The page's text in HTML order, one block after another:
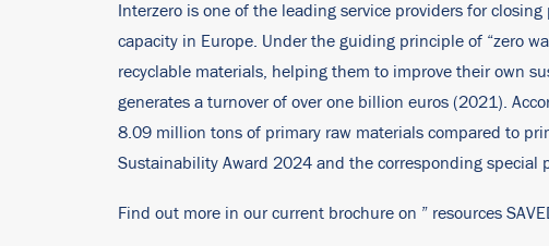
Interzero is one of the leading service providers for
capacity in Europe. Under the guiding principle of “zero
recyclable materials, helping them to improve their own
generates a turnover of over one billion euros (2021).
8.09 million tons of primary raw materials compared to
Sustainability Award 2024 and the corresponding special
Find out more in our current brochure on ” resources